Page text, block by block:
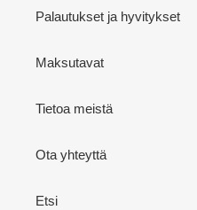
Palautukset ja hyvitykset
Maksutavat
Tietoa meistä
Ota yhteyttä
Etsi